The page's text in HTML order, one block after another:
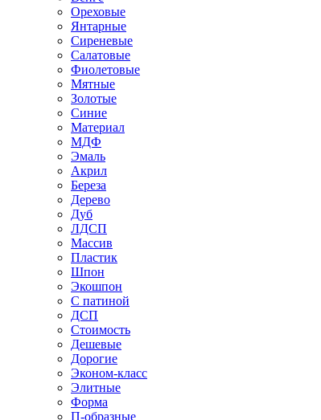
Ореховые
Янтарные
Сиреневые
Салатовые
Фиолетовые
Мятные
Золотые
Синие
Материал
МДФ
Эмаль
Акрил
Береза
Дерево
Дуб
ЛДСП
Массив
Пластик
Шпон
Экошпон
С патиной
ДСП
Стоимость
Дешевые
Дорогие
Эконом-класс
Элитные
Форма
П-образные